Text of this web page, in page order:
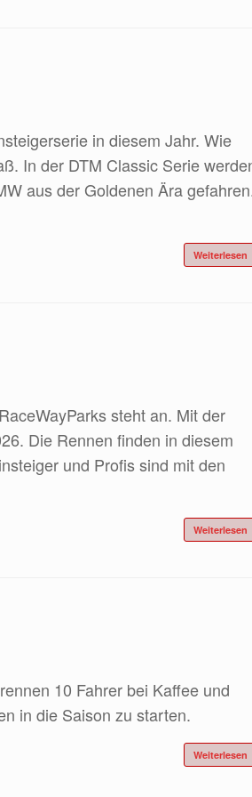
in diesem Jahr. Wie
In der DTM Classic Serie
aus der Goldenen Ära
Weiterlesen
steht an. Mit der
Die Rennen finden in diesem
und Profis sind mit den
Weiterlesen
10 Fahrer bei Kaffee und
in die Saison zu starten.
Weiterlesen